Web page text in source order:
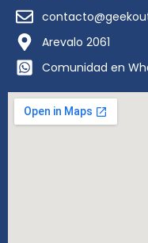
Arevalo 2061
Comunidad en